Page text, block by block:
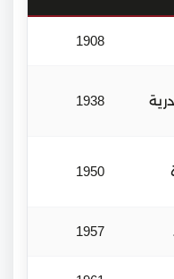
1908
1938
1950
1957